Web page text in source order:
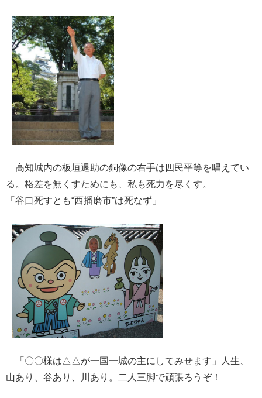
高知城内の板垣退助の銅像の右手は四民平等を唱えてい
る。格差を無くすためにも、私も死力を尽くす。
「谷口死すとも“西播磨市”は死なず」
「〇〇様は△△が一国一城の主にしてみせます」人生、
山あり、谷あり、川あり。二人三脚で頑張ろうぞ！